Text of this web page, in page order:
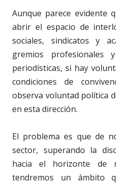
Aunque parece evidente
abrir el espacio de
sociales, sindicatos y
gremios profesionales
periodísticas, si hay
condiciones de
observa voluntad política
en esta dirección.
El problema es que de
sector, superando la
hacia el horizonte de
tendremos un ámbito